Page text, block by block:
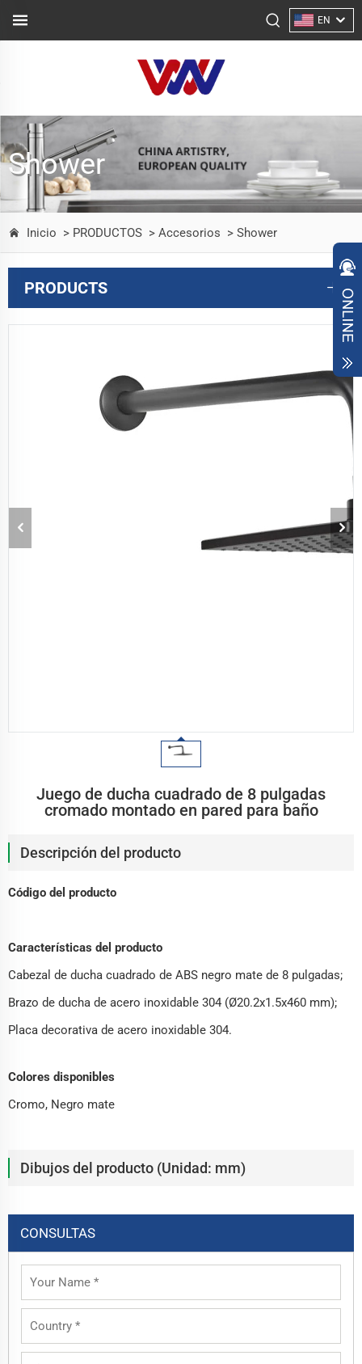
EN
Shower
Inicio > PRODUCTOS > Accesorios > Shower
PRODUCTS
Juego de ducha cuadrado de 8 pulgadas
cromado montado en pared para baño
Descripción del producto
Código del producto
Características del producto
Cabezal de ducha cuadrado de ABS negro mate de 8 pulgadas;
Brazo de ducha de acero inoxidable 304 (Ø20.2x1.5x460 mm);
Placa decorativa de acero inoxidable 304.
Colores disponibles
Cromo, Negro mate
Dibujos del producto (Unidad: mm)
CONSULTAS